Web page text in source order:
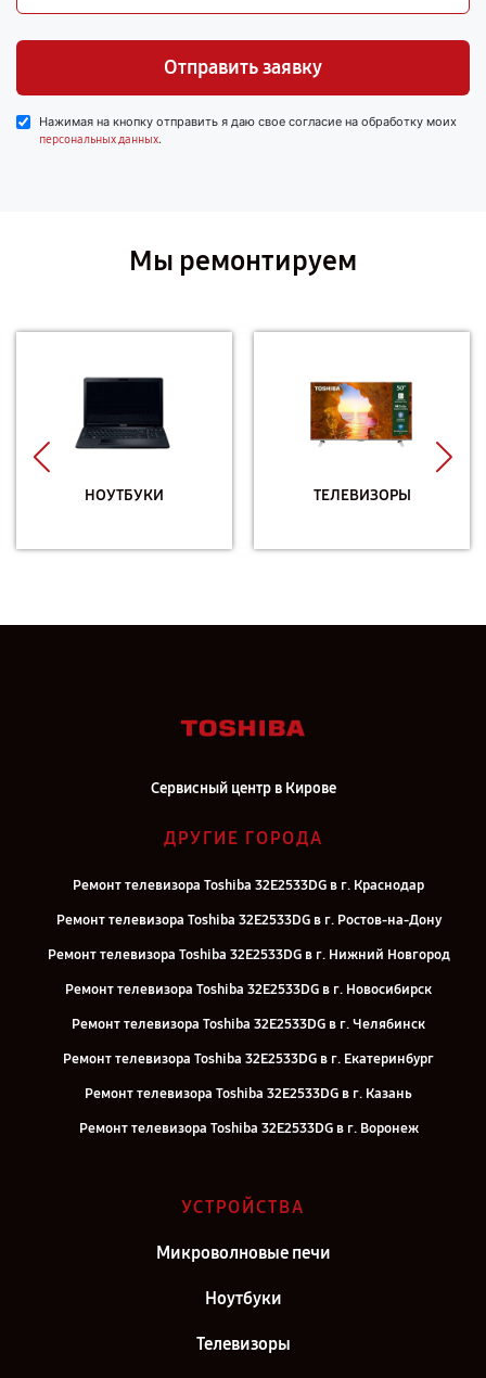
Отправить заявку
Нажимая на кнопку отправить я даю свое согласие на обработку моих
персональных данных.
Мы ремонтируем
НОУТБУКИ ТЕЛЕВИЗОРЫ
Сервисный центр в Кирове
ДРУГИЕ ГОРОДА
Ремонт телевизора Toshiba 32E2533DG в г. Краснодар
Ремонт телевизора Toshiba 32E2533DG в г. Ростов-на-Дону
Ремонт телевизора Toshiba 32E2533DG в г. Нижний Новгород
Ремонт телевизора Toshiba 32E2533DG в г. Новосибирск
Ремонт телевизора Toshiba 32E2533DG в г. Челябинск
Ремонт телевизора Toshiba 32E2533DG в г. Екатеринбург
Ремонт телевизора Toshiba 32E2533DG в г. Казань
Ремонт телевизора Toshiba 32E2533DG в г. Воронеж
Ремонт телевизора Toshiba 32E2533DG в г. Самара
Ремонт телевизора Toshiba 32E2533DG в г. Санкт-Петербург
УСТРОЙСТВА
Микроволновые печи
Ноутбуки
Телевизоры